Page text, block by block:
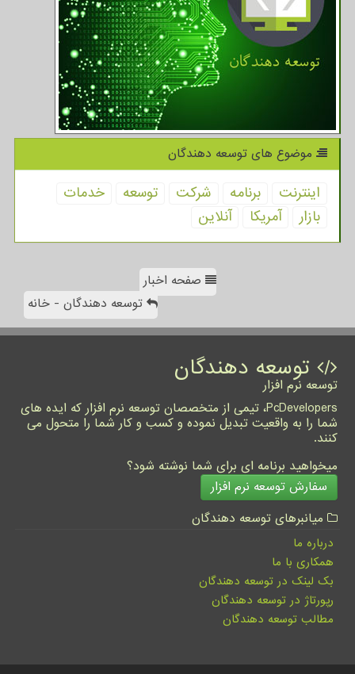
موضوع های توسعه دهندگان
اینترنت برنامه شركت توسعه
خدمات
بازار
آمریكا آنلاین
صفحه اخبار
توسعه دهندگان - خانه
توسعه دهندگان
توسعه نرم افزار
PcDevelopers، تیمی از متخصصان توسعه نرم افزار که ایده های
شما را به واقعیت تبدیل نموده و کسب و کار شما را متحول می
کنند.
میخواهید برنامه ای برای شما نوشته شود؟
سفارش توسعه نرم افزار
میانبرهای توسعه دهندگان
درباره ما
همکاری با ما
بک لینک در توسعه دهندگان
رپورتاژ در توسعه دهندگان
مطالب توسعه دهندگان